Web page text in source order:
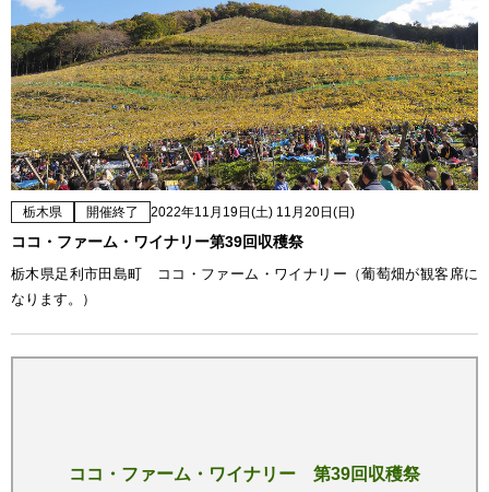
栃木県 開催終了 2022年11月19日(土) 11月20日(日)
ココ・ファーム・ワイナリー第39回収穫祭
栃木県足利市田島町 ココ・ファーム・ワイナリー（葡萄畑が観客席に
なります。）
ココ・ファーム・ワイナリー 第39回収穫祭